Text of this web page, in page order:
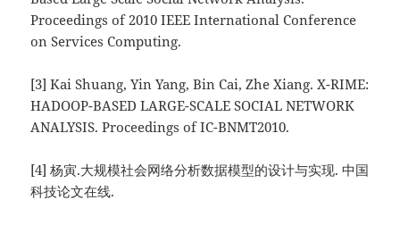
Proceedings of 2010 IEEE International Conference
on Services Computing.
[3] Kai Shuang, Yin Yang, Bin Cai, Zhe Xiang. X-RIME:
HADOOP-BASED LARGE-SCALE SOCIAL NETWORK
ANALYSIS. Proceedings of IC-BNMT2010.
[4] 杨寅.大规模社会网络分析数据模型的设计与实现. 中国
科技论文在线.